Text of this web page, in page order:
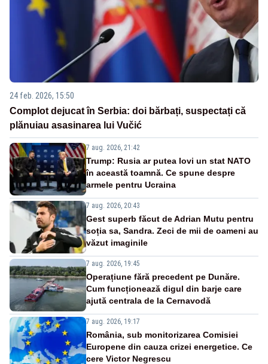
24 feb. 2026, 15:50
Complot dejucat în Serbia: doi bărbați, suspectați că
plănuiau asasinarea lui Vučić
7 aug. 2026, 21:42
Trump: Rusia ar putea lovi un stat NATO
în această toamnă. Ce spune despre
armele pentru Ucraina
7 aug. 2026, 20:43
Gest superb făcut de Adrian Mutu pentru
soția sa, Sandra. Zeci de mii de oameni au
văzut imaginile
7 aug. 2026, 19:45
Operațiune fără precedent pe Dunăre.
Cum funcționează digul din barje care
ajută centrala de la Cernavodă
7 aug. 2026, 19:17
România, sub monitorizarea Comisiei
Europene din cauza crizei energetice. Ce
cere Victor Negrescu